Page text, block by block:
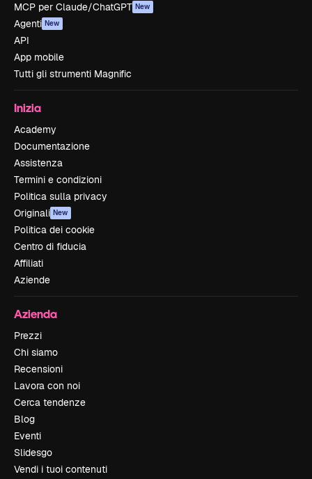
MCP per Claude/ChatGPT New
Agenti New
API
App mobile
Tutti gli strumenti Magnific
Inizia
Academy
Documentazione
Assistenza
Termini e condizioni
Politica sulla privacy
Originali New
Politica dei cookie
Centro di fiducia
Affiliati
Aziende
Azienda
Prezzi
Chi siamo
Recensioni
Lavora con noi
Cerca tendenze
Blog
Eventi
Slidesgo
Vendi i tuoi contenuti